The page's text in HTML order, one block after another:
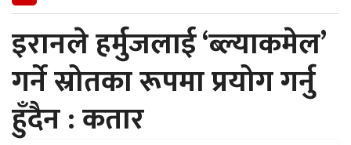
इरानले हर्मुजलाई ‘ब्ल्याकमेल’
गर्ने स्रोतका रूपमा प्रयोग गर्नु
हुँदैन : कतार